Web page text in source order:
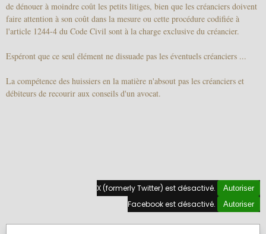
de dénouer à moindre coût les petits litiges, bien que les créanciers doivent
faire attention à son coût dans la mesure ou cette procédure codifiée à
l'article 1244-4 du Code Civil sont à la charge exclusive du créancier.
Espéront que ce seul élément ne dissuade pas les éventuels créanciers ...
La compétence des huissiers en la matière n'absout pas les créanciers et
débiteurs de recourir aux conseils d'un avocat.
X (formerly Twitter) est désactivé. Autoriser
Facebook est désactivé. Autoriser